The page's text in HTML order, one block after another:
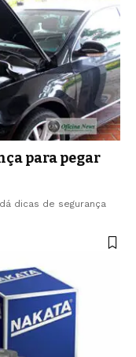
para pegar
dicas de segurança